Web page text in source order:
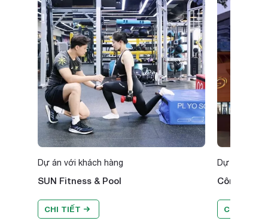
Dự án với khách hàng
SUN Fitness & Pool
CHI TIẾT
Dự án với
Công Ty
CHI TIẾT